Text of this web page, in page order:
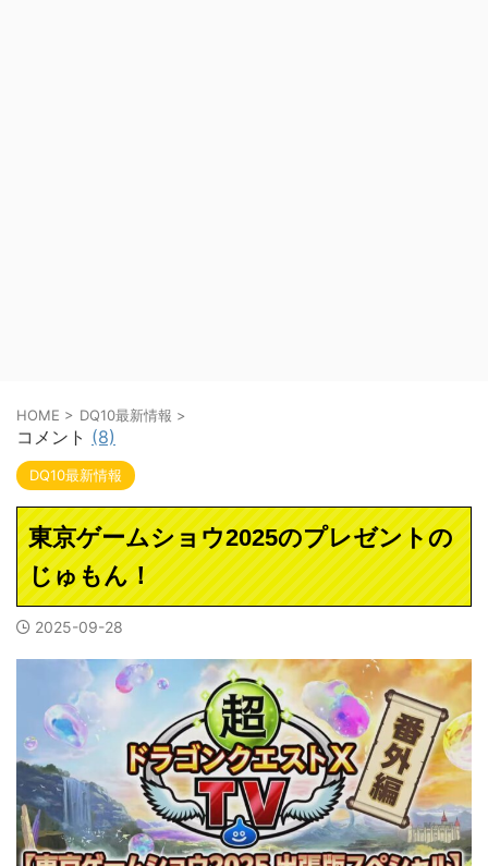
HOME > DQ10最新情報 >
コメント (8)
DQ10最新情報
東京ゲームショウ2025のプレゼントの
じゅもん！
2025-09-28